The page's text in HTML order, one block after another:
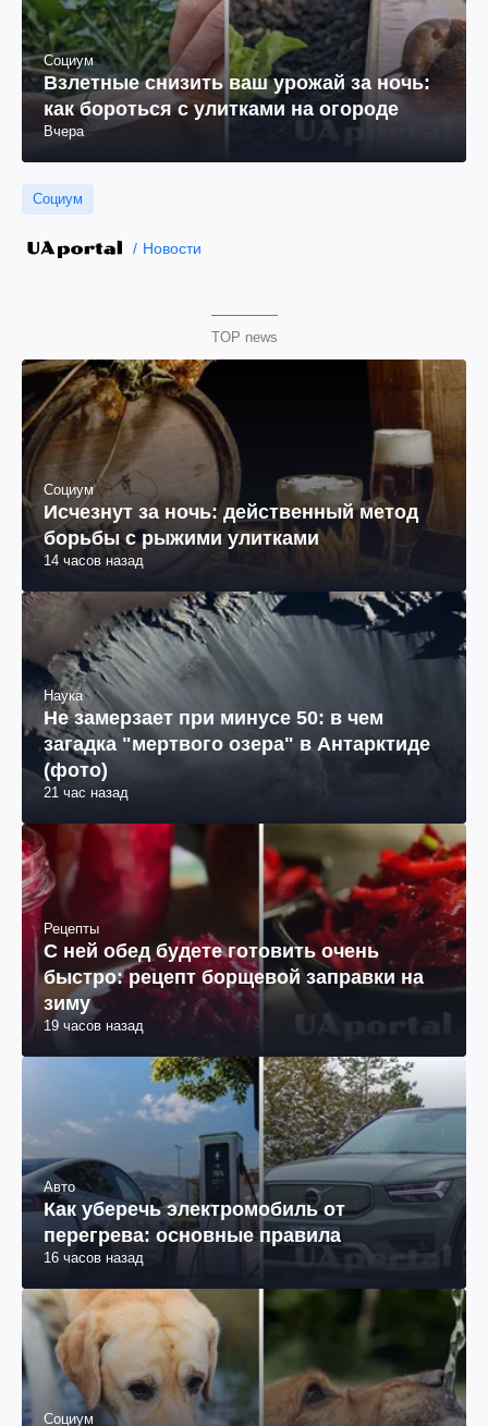
Социум
Взлетные снизить ваш урожай за ночь:
как бороться с улитками на огороде
Вчера
Социум
Новости
TOP news
Социум
Исчезнут за ночь: действенный метод
борьбы с рыжими улитками
14 часов назад
Наука
Не замерзает при минусе 50: в чем
загадка "мертвого озера" в Антарктиде
(фото)
21 час назад
Рецепты
С ней обед будете готовить очень
быстро: рецепт борщевой заправки на
зиму
19 часов назад
Авто
Как уберечь электромобиль от
перегрева: основные правила
16 часов назад
Социум